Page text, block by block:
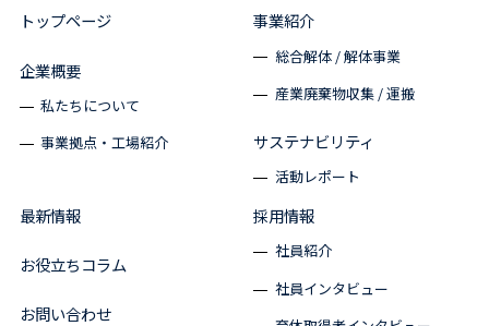
トップページ
企業概要
私たちについて
事業拠点・工場紹介
事業紹介
総合解体 / 解体事業
産業廃棄物収集 / 運搬
サステナビリティ
活動レポート
最新情報
お役立ちコラム
お問い合わせ
採用情報
社員紹介
社員インタビュー